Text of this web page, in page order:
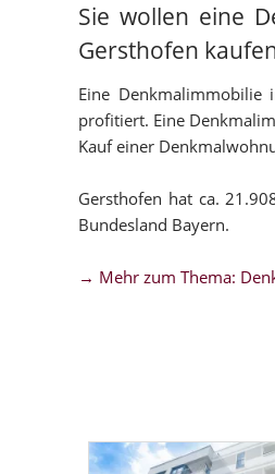
Sie wollen eine
Gersthofen
Eine
profitiert. Eine
Kauf einer
Gersthofen hat ca.
Bundesland Bayern.
→ Mehr zum Thema: